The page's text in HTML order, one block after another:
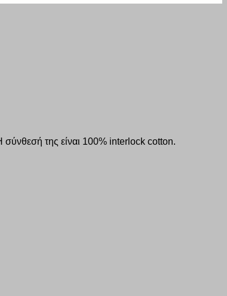
της είναι 100% interlock cotton.